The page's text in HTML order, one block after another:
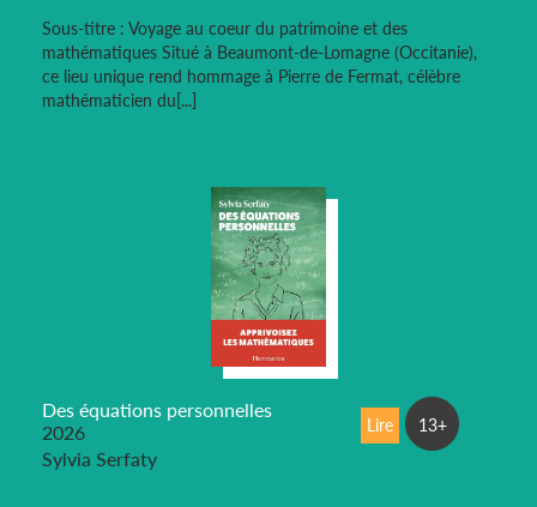
Sous-titre : Voyage au coeur du patrimoine et des
mathématiques Situé à Beaumont-de-Lomagne (Occitanie),
ce lieu unique rend hommage à Pierre de Fermat, célèbre
mathématicien du[...]
Des équations personnelles
2026
Sylvia Serfaty
Lire 13+